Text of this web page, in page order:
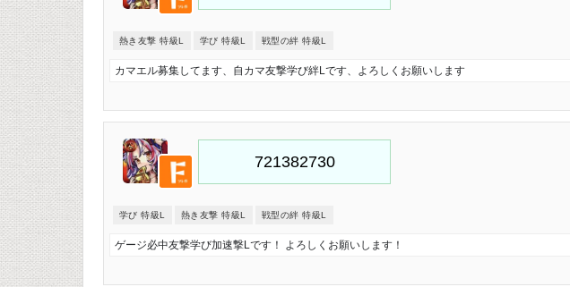
熱き友撃 特級L 学び 特級L 戦型の絆 特級L
カマエル募集してます、自カマ友撃学び絆Lです、よろしくお願いします
学び 特級L 熱き友撃 特級L 戦型の絆 特級L
ゲージ必中友撃学び加速撃Lです！ よろしくお願いします！